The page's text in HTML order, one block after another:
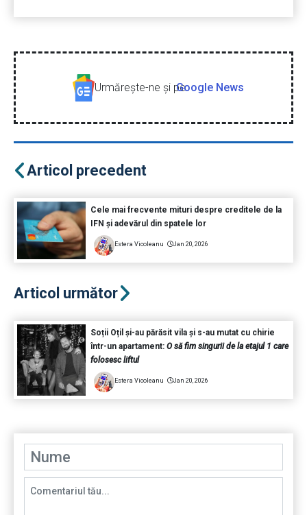
Urmăreşte-ne şi peGoogle News
Articol precedent
Cele mai frecvente mituri despre creditele de la
IFN și adevărul din spatele lor
Estera Vicoleanu Jan 20, 2026
Articol următor
Soții Oțil și-au părăsit vila și s-au mutat cu chirie
într-un apartament: O să fim singurii de la etajul 1 care
folosesc liftul
Estera Vicoleanu Jan 20, 2026